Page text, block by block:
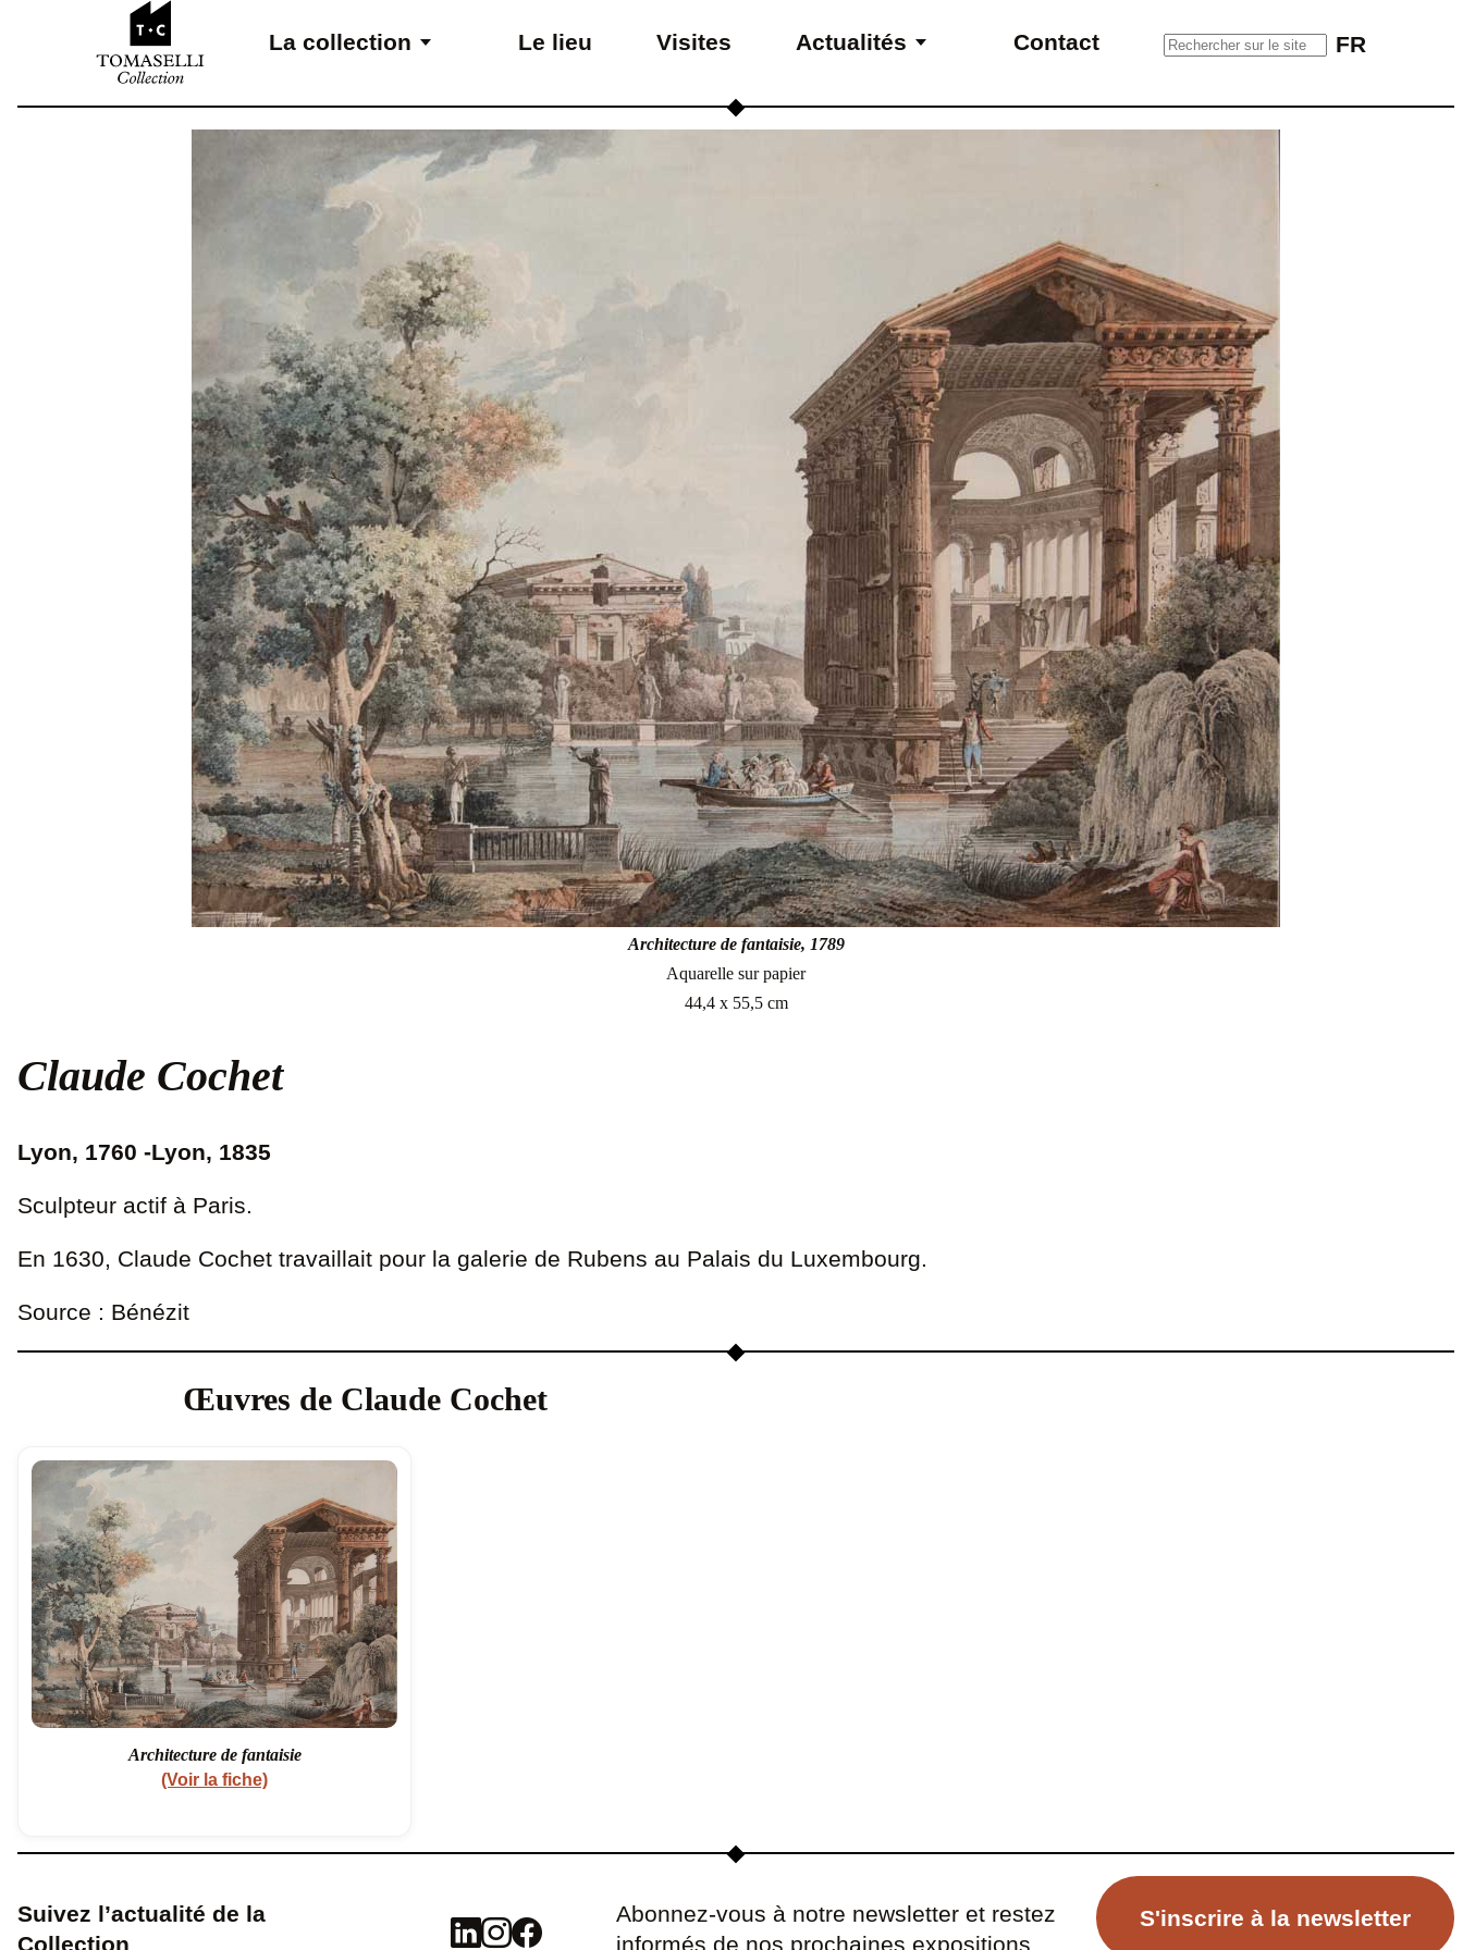
Aller au contenu
La collection
Le lieu Visites Actualités Contact Rechercher sur le site
FR
Architecture de fantaisie, 1789
Aquarelle sur papier
44,4 x 55,5 cm
Claude Cochet
Lyon, 1760 -Lyon, 1835
Sculpteur actif à Paris.
En 1630, Claude Cochet travaillait pour la galerie de Rubens au Palais du Luxembourg.
Source : Bénézit
Œuvres de Claude Cochet
Architecture de fantaisie
(Voir la fiche)
Suivez l’actualité de la
Collection
Abonnez-vous à notre newsletter et restez
informés de nos prochaines expositions
S'inscrire à la newsletter